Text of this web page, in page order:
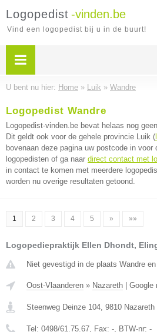
Logopedist -vinden.be
Vind een logopedist bij u in de buurt!
U bent nu hier: Home » Luik » Wandre
Logopedist Wandre
Logopedist-vinden.be bevat helaas nog geen
Dit geldt ook voor de gehele provincie Luik (
bovenaan deze pagina uw postcode in voor
logopedisten of ga naar direct contact met
in contact te komen met meerdere
worden nu overige resultaten getoond.
1 2 3 4 5 » »»
Logopediepraktijk Ellen Dhondt,
Niet gevestigd in de plaats Wandre
Oost-Vlaanderen » Nazareth Google
Steenweg Deinze 104, 9810 Nazareth
Tel: 0498/61.75.67, Fax: -, BTW-nr: -